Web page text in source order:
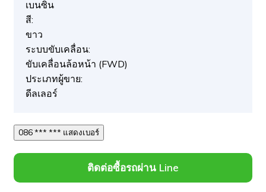
เบนซิน
สี:
ขาว
ระบบขับเคลื่อน:
ขับเคลื่อนล้อหน้า (FWD)
ประเภทผู้ขาย:
ดีลเลอร์
086 *** *** แสดงเบอร์
ติดต่อซื้อรถผ่าน Line